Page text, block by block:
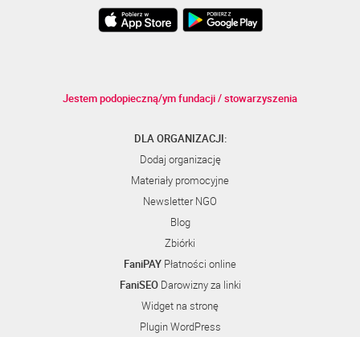
Jestem podopieczną/ym fundacji / stowarzyszenia
DLA ORGANIZACJI:
Dodaj organizację
Materiały promocyjne
Newsletter NGO
Blog
Zbiórki
FaniPAY Płatności online
FaniSEODarowizny za linki
Widget na stronę
Plugin WordPress